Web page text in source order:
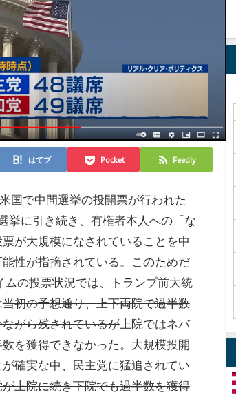
はてブ Pocket Feedly
国で中間選挙の投開票が行われた
挙に引き続き、有権者本人への「な
が大規模になされていることを中
性が指摘されている。このためだ
ムの投票状況では、トランプ前大統
当初の予想通り、上下両院で過半数
がら残されているが上院ではネバ
を獲得できなかった。大規模投開
確実な中、民主党に猛追されてい
上院に続き下院でも過半数を獲得